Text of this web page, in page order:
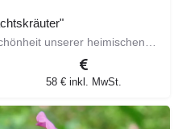
Gemeinsam erkunden wir die Schönheit unserer heimischen Natur und stellen dir ausführlich 6 faszinierende…
58 € inkl. MwSt.